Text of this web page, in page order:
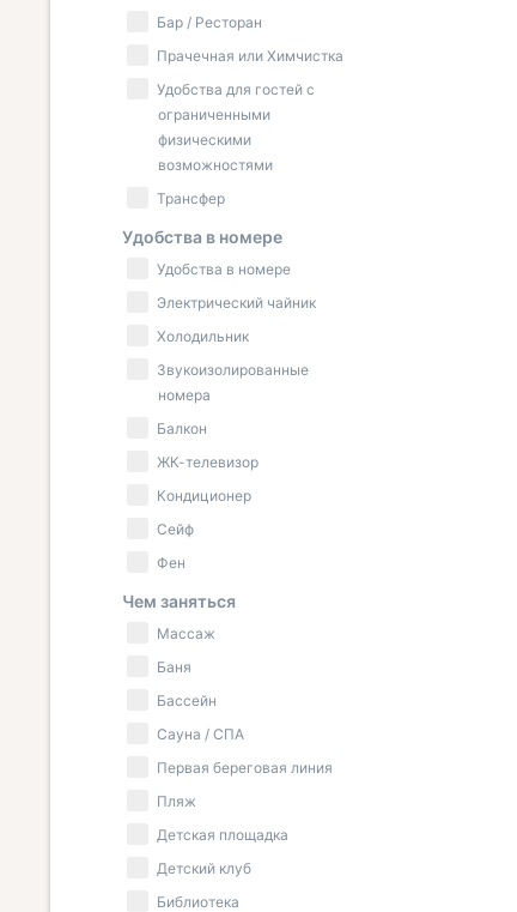
Бар / Ресторан
Прачечная или Химчистка
Удобства для гостей с
ограниченными
физическими
возможностями
Трансфер
Удобства в номере
Удобства в номере
Электрический чайник
Холодильник
Звукоизолированные
номера
Балкон
ЖК-телевизор
Кондиционер
Сейф
Фен
Чем заняться
Массаж
Баня
Бассейн
Сауна / СПА
Первая береговая линия
Пляж
Детская площадка
Детский клуб
Библиотека